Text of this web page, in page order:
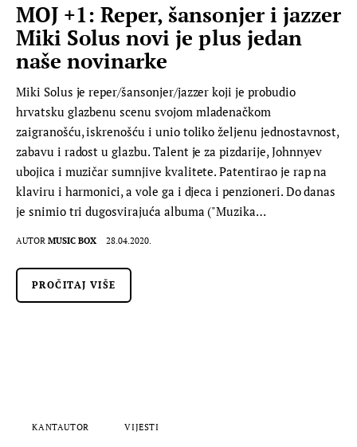
MOJ +1: Reper, šansonjer i jazzer
Miki Solus novi je plus jedan
naše novinarke
Miki Solus je reper/šansonjer/jazzer koji je probudio
hrvatsku glazbenu scenu svojom mladenačkom
zaigranošću, iskrenošću i unio toliko željenu jednostavnost,
zabavu i radost u glazbu. Talent je za pizdarije, Johnnyev
ubojica i muzičar sumnjive kvalitete. Patentirao je rap na
klaviru i harmonici, a vole ga i djeca i penzioneri. Do danas
je snimio tri dugosvirajuća albuma ("Muzika…
AUTOR MUSIC BOX 28.04.2020.
PROČITAJ VIŠE
KANTAUTOR VIJESTI